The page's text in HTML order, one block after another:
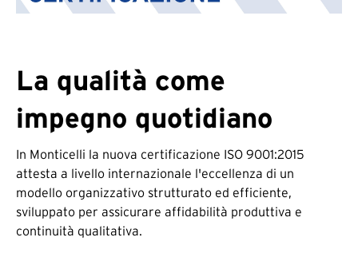
La qualità come
impegno quotidiano
In Monticelli la nuova certificazione ISO 9001:2015
attesta a livello internazionale l'eccellenza di un
modello organizzativo strutturato ed efficiente,
sviluppato per assicurare affidabilità produttiva e
continuità qualitativa.